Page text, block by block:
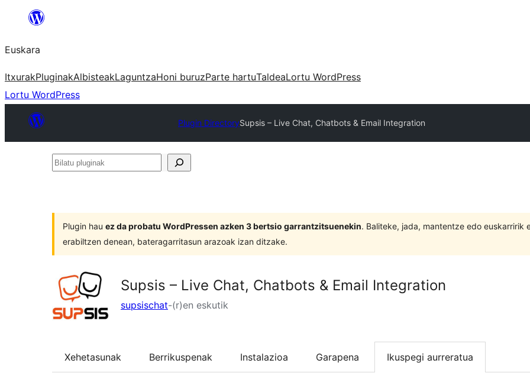
Euskara
ItxurakPluginakAlbisteakLaguntzaHoni buruzParte hartuTaldeaLortu WordPress
Lortu WordPress
Plugin DirectorySupsis – Live Chat, Chatbots & Email Integration
Bilatu
Plugin hau ez da probatu WordPressen azken 3 bertsio garrantzitsuenekin. Baliteke, jada, mantentze edo euskarririk
erabiltzen denean, bateragarritasun arazoak izan ditzake.
Supsis – Live Chat, Chatbots & Email Integration
supsischat-(r)en eskutik
Xehetasunak Berrikuspenak Instalazioa Garapena Ikuspegi aurreratua